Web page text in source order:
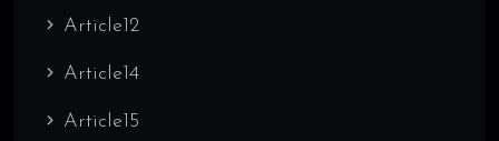
Article12
Article14
Article15